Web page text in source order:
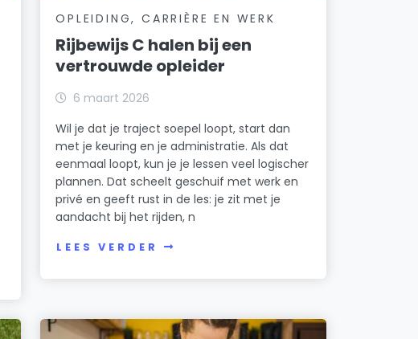
OPLEIDING, CARRIÈRE EN WERK
Rijbewijs C halen bij een
vertrouwde opleider
6 maart 2026
Wil je dat je traject soepel loopt, start dan
met je keuring en je administratie. Als dat
eenmaal loopt, kun je je lessen veel logischer
plannen. Dat scheelt geschuif met werk en
privé en geeft rust in de les: je zit met je
aandacht bij het rijden, n
LEES VERDER